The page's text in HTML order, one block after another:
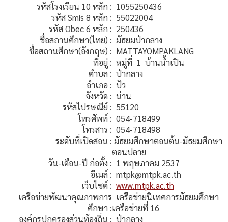
รหัสโรงเรียน 10 หลัก : 1055250436
รหัส Smis 8 หลัก : 55022004
รหัส Obec 6 หลัก : 250436
ชื่อสถานศึกษา(ไทย) : มัธยมป่ากลาง
ชื่อสถานศึกษา(อังกฤษ) : MATTAYOMPAKLANG
ที่อยู่ : หมู่ที่ 1 บ้านน้ำเปิน
ตำบล : ป่ากลาง
อำเภอ : ปัว
จังหวัด : น่าน
รหัสไปรษณีย์ : 55120
โทรศัพท์ : 054-718499
โทรสาร : 054-718498
ระดับที่เปิดสอน : มัธยมศึกษาตอนต้น-มัธยมศึกษา
ตอนปลาย
วัน-เดือน-ปี ก่อตั้ง : 1 พฤษภาคม 2537
อีเมล์ : mtpk@mtpk.ac.th
เว็บไซต์ : www.mtpk.ac.th
เครือข่ายพัฒนาคุณภาพการ
ศึกษา :
เครือข่ายนิเทศการมัธยมศึกษา
เครือข่ายที่ 16
องค์กรปกครองส่วนท้องถิ่น : ป่ากลาง